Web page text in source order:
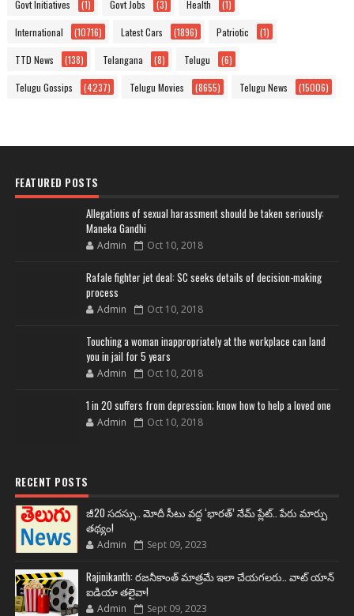
Govt Initiatives (1) Govt Jobs (3) Health (1)
International (10716) Latest Cars (1896) Patriotic (1)
TTD News (138) Telangana (8) Telugu (6)
Telugu Gossips (4237) Telugu Movies (8655) Telugu News (15006)
FEATURED POSTS
Allegations of sexual harassment should be taken seriously:
Maneka Gandhi
Admin Oct 10, 2018
Rafale fighter jet deal: SC seeks details of decision-making
process
Admin Oct 10, 2018
Touching a woman inappropriately at the workplace can land
you in jail for 5 years
Admin Oct 10, 2018
1 in 20 suffers from depression; know how to help a loved one
Admin Oct 10, 2018
RECENT POSTS
జీ20 సదస్సు.. మోదీ సీటు వద్ద ‘భారత్’ నేమ్ ప్లేట్‌.. పేరు మార్పు
తథ్యం!
Admin Sept 09, 2023
Rajinikanth: రజనీకాంత్ మాత్రమే ఇలా చేయగలరు.. వాట్ యాన్
ఐడియా తలైవా!
Admin Sept 09, 2023